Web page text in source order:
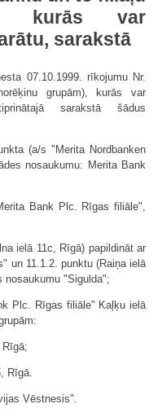
kurās var
sarakstā
07.10.1999. rīkojumu Nr.
grupām), kurās var
sarakstā šādus
(a/s "Merita Nordbanken
nosaukumu: Merita Bank
Bank Plc. Rīgas filiāle",
ielā 11c, Rīgā) papildināt ar
un 11.1.2. punktu (Raiņa ielā
nosaukumu "Sigulda";
Plc. Rīgas filiāle" Kaļķu ielā
Rīgā.
Vēstnesis".